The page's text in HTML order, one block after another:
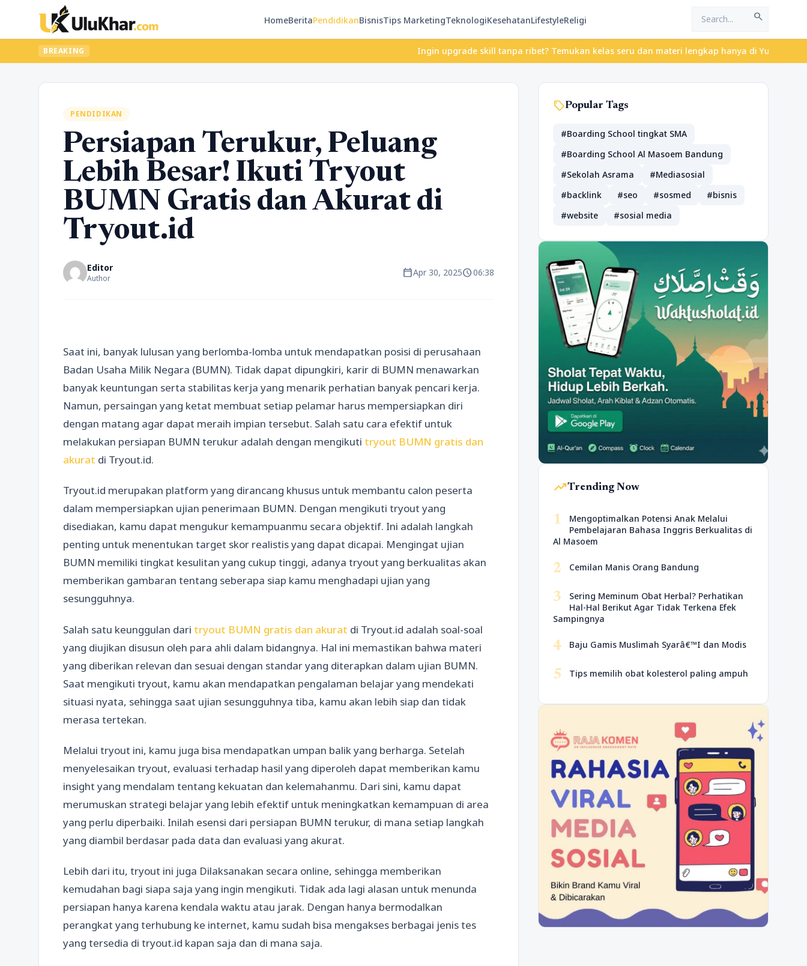
HomeBeritaPendidikanBisnisTips MarketingTeknologiKesehatanLifestyleReligi search
BREAKING Ingin upgrade skill tanpa ribet? Temukan kelas seru dan materi lengkap hanya di YukBelajar.com.
PENDIDIKAN
Persiapan Terukur, Peluang
Lebih Besar! Ikuti Tryout
BUMN Gratis dan Akurat di
Tryout.id
Editor
Author calendar_todayApr 30, 2025schedule06:38
Saat ini, banyak lulusan yang berlomba-lomba untuk mendapatkan posisi di perusahaan
Badan Usaha Milik Negara (BUMN). Tidak dapat dipungkiri, karir di BUMN menawarkan
banyak keuntungan serta stabilitas kerja yang menarik perhatian banyak pencari kerja.
Namun, persaingan yang ketat membuat setiap pelamar harus mempersiapkan diri
dengan matang agar dapat meraih impian tersebut. Salah satu cara efektif untuk
melakukan persiapan BUMN terukur adalah dengan mengikuti tryout BUMN gratis dan
akurat di Tryout.id.
Tryout.id merupakan platform yang dirancang khusus untuk membantu calon peserta
dalam mempersiapkan ujian penerimaan BUMN. Dengan mengikuti tryout yang
disediakan, kamu dapat mengukur kemampuanmu secara objektif. Ini adalah langkah
penting untuk menentukan target skor realistis yang dapat dicapai. Mengingat ujian
BUMN memiliki tingkat kesulitan yang cukup tinggi, adanya tryout yang berkualitas akan
memberikan gambaran tentang seberapa siap kamu menghadapi ujian yang
sesungguhnya.
Salah satu keunggulan dari tryout BUMN gratis dan akurat di Tryout.id adalah soal-soal
yang diujikan disusun oleh para ahli dalam bidangnya. Hal ini memastikan bahwa materi
yang diberikan relevan dan sesuai dengan standar yang diterapkan dalam ujian BUMN.
Saat mengikuti tryout, kamu akan mendapatkan pengalaman belajar yang mendekati
situasi nyata, sehingga saat ujian sesungguhnya tiba, kamu akan lebih siap dan tidak
merasa tertekan.
Melalui tryout ini, kamu juga bisa mendapatkan umpan balik yang berharga. Setelah
menyelesaikan tryout, evaluasi terhadap hasil yang diperoleh dapat memberikan kamu
insight yang mendalam tentang kekuatan dan kelemahanmu. Dari sini, kamu dapat
merumuskan strategi belajar yang lebih efektif untuk meningkatkan kemampuan di area
yang perlu diperbaiki. Inilah esensi dari persiapan BUMN terukur, di mana setiap langkah
yang diambil berdasar pada data dan evaluasi yang akurat.
Lebih dari itu, tryout ini juga Dilaksanakan secara online, sehingga memberikan
kemudahan bagi siapa saja yang ingin mengikuti. Tidak ada lagi alasan untuk menunda
persiapan hanya karena kendala waktu atau jarak. Dengan hanya bermodalkan
perangkat yang terhubung ke internet, kamu sudah bisa mengakses berbagai jenis tes
yang tersedia di tryout.id kapan saja dan di mana saja.
sellPopular Tags
#Boarding School tingkat SMA
#Boarding School Al Masoem Bandung
#Sekolah Asrama
#Mediasosial
#backlink
#seo #sosmed
#bisnis
#website
#sosial media
trending_upTrending Now
1
Mengoptimalkan Potensi Anak Melalui
Pembelajaran Bahasa Inggris Berkualitas di
Al Masoem
2 Cemilan Manis Orang Bandung
3
Sering Meminum Obat Herbal? Perhatikan
Hal-Hal Berikut Agar Tidak Terkena Efek
Sampingnya
4 Baju Gamis Muslimah Syarâ€™I dan Modis
5 Tips memilih obat kolesterol paling ampuh